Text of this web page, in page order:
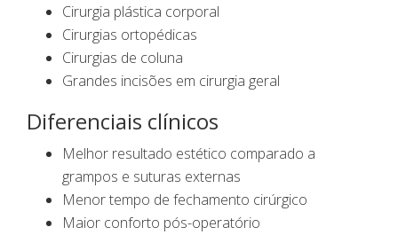
Cirurgia plástica corporal
Cirurgias ortopédicas
Cirurgias de coluna
Grandes incisões em cirurgia geral
Diferenciais clínicos
Melhor resultado estético comparado a
grampos e suturas externas
Menor tempo de fechamento cirúrgico
Maior conforto pós-operatório